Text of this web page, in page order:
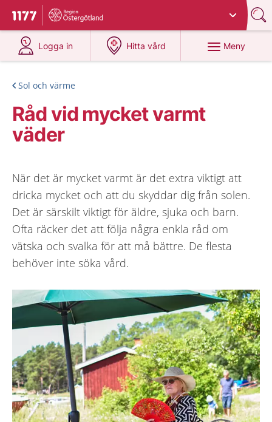
Till startsidan för 1177
Du har valt region
Logga in
på 1177.se
Hitta vård
på 1177.se
Meny
Sol och värme
Råd vid mycket varmt
väder
När det är mycket varmt är det extra viktigt att
dricka mycket och att du skyddar dig från solen.
Det är särskilt viktigt för äldre, sjuka och barn.
Ofta räcker det att följa några enkla råd om
vätska och svalka för att må bättre. De flesta
behöver inte söka vård.